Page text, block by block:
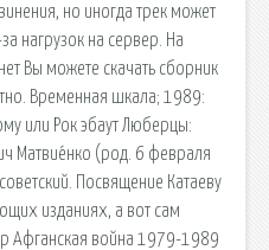
но иногда трек может
нагрузок на сервер. На
Вы можете скачать сборник
Временная шкала; 1989:
или Рок эбаут Люберцы:
Матвие́нко (род. 6 февраля
Посвящение Катаеву
изданиях, а вот сам
Афганская война 1979-1989